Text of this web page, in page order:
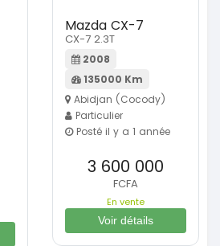
Mazda CX-7
CX-7 2.3T
2008
135000 Km
Abidjan (Cocody)
Particulier
Posté il y a 1 année
3 600 000
FCFA
En vente
Voir détails